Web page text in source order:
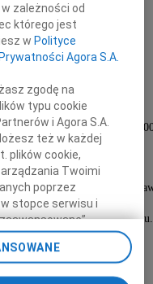
Makowska
zostanie odprawiona
(poniedziałek) o godzinie
Św. Ojca Pio
Fieldorfa 1 w Warszawie.
na Cmentarz w Marysinie
12.30 spod bramy głównej
żałobny do miejsca spoczynku.
w smutku
zależności od
którego jest
w Polityce
Agora S.A.
zgodę na
typu cookie
i Agora S.A.
też w każdej
plików cookie,
Twoimi
poprzez
stopce serwisu i
jest także za